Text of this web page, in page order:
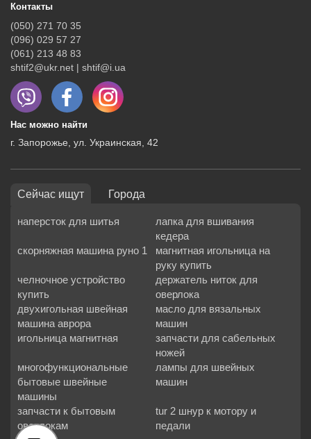
Контакты
(050) 271 70 35
(096) 029 57 27
(061) 213 48 83
shtif2@ukr.net | shtif@i.ua
Нас можно найти
г. Запорожье, ул. Украинская, 42
Сейчас ищут Города
наперсток для шитья
лапка для вшивания
кедера
скорняжная машина руно 1
магнитная игольница на
руку купить
челночное устройство
купить
держатель ниток для
оверлока
двухигольная швейная
машина аврора
масло для вязальных
машин
игольница магнитная
запчасти для сабельных
ножей
многофункциональные
бытовые швейные
машины
лампы для швейных
машин
запчасти к бытовым
оверлокам
tur 2 шнур к мотору и
педали